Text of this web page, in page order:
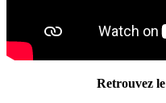
Retrouvez le